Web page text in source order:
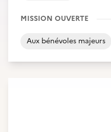
MISSION OUVERTE
Aux bénévoles majeurs